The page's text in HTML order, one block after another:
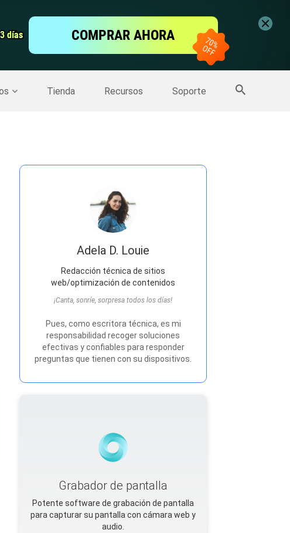
días
días COMPRAR AHORA
Tienda Recursos Soporte
de pantalla
iPhone >> Más productos
Adela D. Louie
Redacción técnica de sitios
web/optimización de contenidos
¡Canta, sonríe, sorpresa todos los días!
Pues, como escritora técnica, es mi
responsabilidad recoger soluciones
efectivas y confiables para responder
preguntas que tienen con su dispositivos.
Grabador de pantalla
Potente software de grabación de pantalla
para capturar su pantalla con cámara web y
audio.